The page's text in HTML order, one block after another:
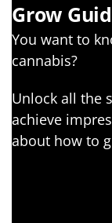
Grow
You want to
cannabis?
Unlock all the
achieve
about how to